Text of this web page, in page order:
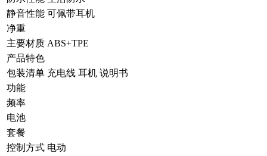
静音性能 可佩带耳机
净重
主要材质 ABS+TPE
产品特色
包装清单 充电线 耳机 说明书
功能
频率
电池
套餐
控制方式 电动